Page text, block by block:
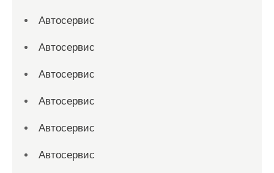
Автосервис
Автосервис
Автосервис
Автосервис
Автосервис
Автосервис